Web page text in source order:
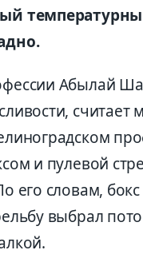
Абылай
считает
и пулевой
его словам,
выбрал